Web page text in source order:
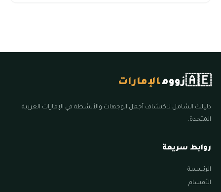
🇦🇪زوومالإمارات
دليلك الشامل لاكتشاف أجمل الوجهات والأنشطة في الإمارات العربية
المتحدة.
روابط سريعة
الرئيسية
الأقسام